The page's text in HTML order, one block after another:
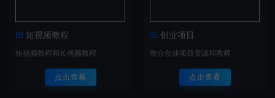
短视频教程
短视频教程和长视频教程
点击查看
创业项目
整合创业项目资源和教程
点击查看